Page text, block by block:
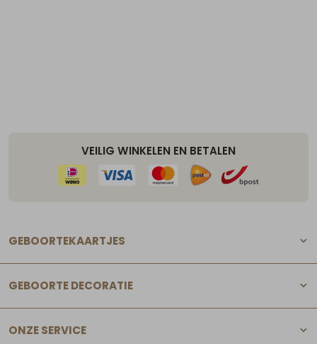
VEILIG WINKELEN EN BETALEN
GEBOORTEKAARTJES
GEBOORTE DECORATIE
ONZE SERVICE